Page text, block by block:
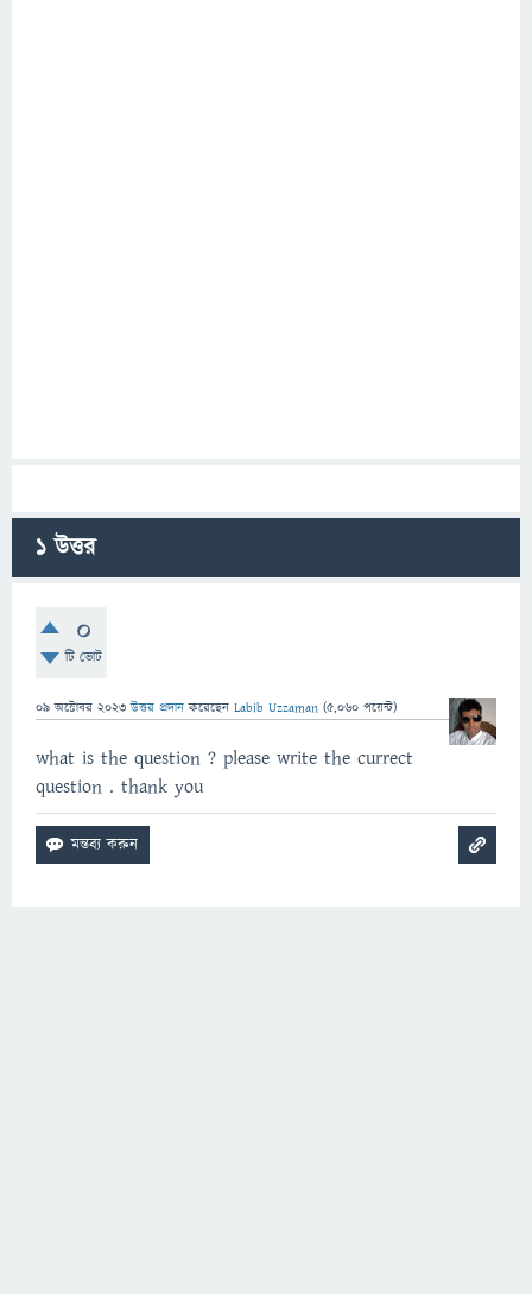
1উত্তর
0
টি ভোট
09 অক্টোবর 2023 উত্তর প্রদান করেছেন Labib Uzzaman (5,060 পয়েন্ট)
what is the question ? please write the currect
question . thank you